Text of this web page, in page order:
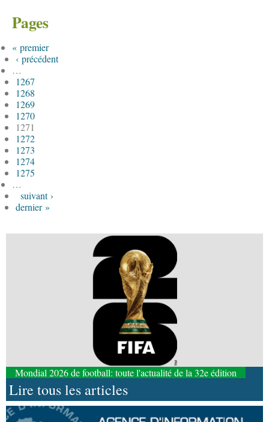
Pages
« premier
‹ précédent
…
1267
1268
1269
1270
1271
1272
1273
1274
1275
…
suivant ›
dernier »
Mondial 2026 de football: toute l'actualité de la 32e édition
Lire tous les articles